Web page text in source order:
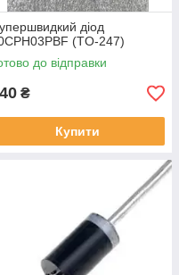
діод
(TO-247)
до відправки
₴
Купити